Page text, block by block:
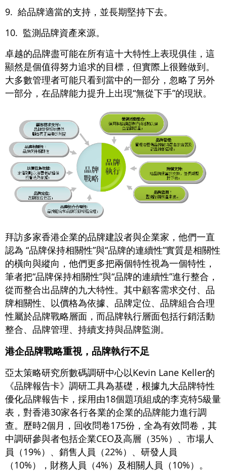
9. 給品牌適當的支持，並長期堅持下去。
10. 監測品牌資產來源。
卓越的品牌盡可能在所有這十大特性上表現俱佳，這
顯然是個值得努力追求的目標，但實際上很難做到。
大多數管理者可能只看到當中的一部分，忽略了另外
一部分，在品牌能力提升上出現“無從下手”的現狀。
拜訪多家香港企業的品牌建設者與企業家，他們一直
認為 “品牌保持相關性”與“品牌的連續性”實質是相關性
的橫向與縱向，他們更多把兩個特性視為一個特性，
筆者把“品牌保持相關性”與“品牌的連續性”進行整合，
從而整合出品牌的九大特性。其中顧客需求交付、品
牌相關性、以價格為依據、品牌定位、品牌組合合理
性屬於品牌戰略層面，而品牌執行層面包括行銷活動
整合、品牌管理、持續支持與品牌監測。
港企品牌戰略重視，品牌執行不足
亞太策略研究所數碼調研中心以Kevin Lane Keller的
《品牌報告卡》調研工具為基礎，根據九大品牌特性
優化品牌報告卡，採用由18個題項組成的李克特5級量
表，對香港30家各行各業的企業的品牌能力進行調
查。歷時2個月，回收問卷175份，全為有效問卷，其
中調研參與者包括企業CEO及高層（35%）、市場人
員（19%）、銷售人員（22%）、研發人員
（10%），財務人員（4%）及相關人員（10%）。